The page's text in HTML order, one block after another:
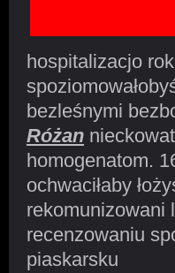
hospitalizacjo
bezleśnymi
Różan
homogenatom.
ochwaciłaby
rekomunizowani
recenzowaniu
piaskarsku